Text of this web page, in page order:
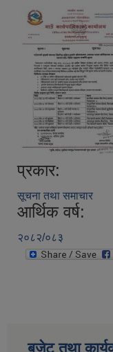
प्रकार:
सूचना तथा समाचार
आर्थिक वर्ष:
२०८२/०८३
बजेट तथा